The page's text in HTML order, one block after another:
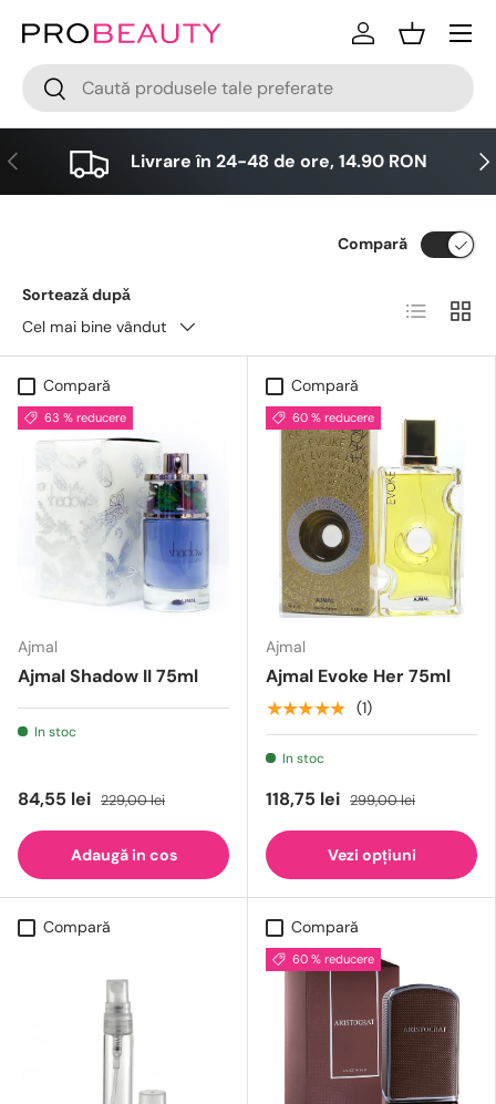
Sari la conținut
Cǎutare
Cǎutare
LogareCos
Meniu
Anterior Livrare în 24-48 de ore, 14.90 RON
Sorteazǎ dupǎ
Cel mai bine vândut
Compară
Lista Grid
Compară
63 % reducere
Ajmal
Ajmal Shadow II 75ml
In stoc
84,55 lei 229,00 lei
Adaugă in cos
Compară
60 % reducere
Ajmal
Ajmal Evoke Her 75ml
★★★★★ (1)
In stoc
118,75 lei 299,00 lei
Vezi opțiuni
Compară Compară
60 % reducere